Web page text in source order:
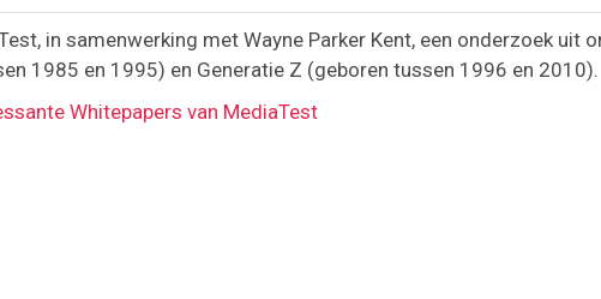
in samenwerking met Wayne Parker Kent, een onderzoek
1985 en 1995) en Generatie Z (geboren tussen 1996 en 2010).
Whitepapers van MediaTest